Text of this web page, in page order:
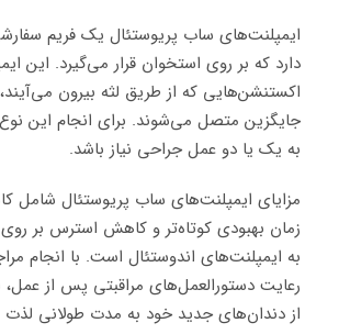
ایمپلنت‌های ساب پریوستئال یک فریم
دارد که بر روی استخوان قرار می‌گیرد. این
اکستنشن‌هایی که از طریق لثه بیرون
جایگزین متصل می‌شوند. برای انجام این
به یک یا دو عمل جراحی نیاز باشد.
مزایای ایمپلنت‌های ساب پریوستئال شامل
زمان بهبودی کوتاه‌تر و کاهش استرس بر
به ایمپلنت‌های اندوستئال است. با انجام
رعایت دستورالعمل‌های مراقبتی پس از عمل،
از دندان‌های جدید خود به مدت طولانی لذت